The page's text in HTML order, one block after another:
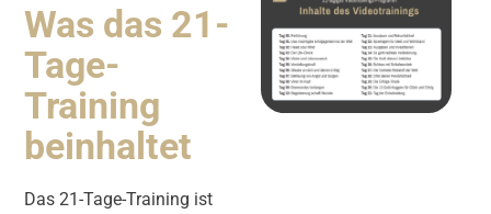
Was das 21-
Tage-
Training
beinhaltet
Das 21-Tage-Training ist